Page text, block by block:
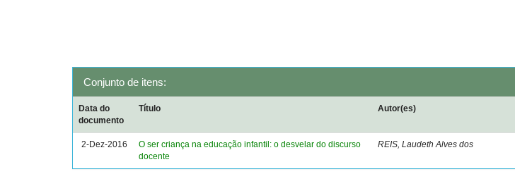
Conjunto de itens:
Data do
documento
Título Autor(es)
2-Dez-2016
O ser criança na educação infantil: o desvelar do discurso
docente
REIS, Laudeth Alves dos